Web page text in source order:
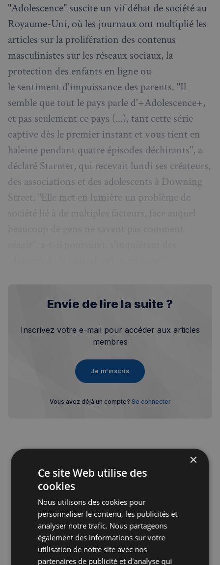
"Adolescence" suscite un vif débat de société au
Royaume-Uni, où les journaux ont multiplié les
articles sur la prolifération des contenus
masculinistes sur les réseaux sociaux, la
protection des enfants en ligne ou
le sentiment d'impuissance des parents. "Il
semble que tout le pays parle d'+Adolescence+,
et pas seulement ce pays (...), tant cette série
captive dès le premier instant et vous tient en
haleine pendant quatre épisodes déchirants", a
déclaré Starmer, qui recevait lundi ses créateurs,
des associations et des adolescents à Downing
Street. "Elle met en lumière un problème de
Envie de lire la suite ?
Inscrivez votre e-mail pour accéder aux articles
membres
Je m'inscris
Vous avez déjà un compte? Se connecter
Publicité
×
Ce site Web utilise des
cookies
Nous utilisons des cookies pour
personnaliser le contenu, les publicités et
analyser notre trafic. Nous partageons
également des informations sur votre
utilisation de notre site avec nos
partenaires de publicité et d'analyse qui